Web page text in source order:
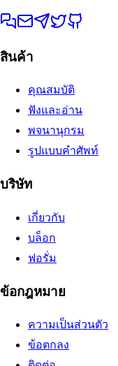
สินค้า
คุณสมบัติ
ฟังและอ่าน
พจนานุกรม
รูปแบบคำศัพท์
บริษัท
เกี่ยวกับ
บล็อก
ฟอรั่ม
ข้อกฎหมาย
ความเป็นส่วนตัว
ข้อตกลง